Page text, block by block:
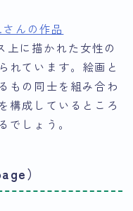
んの作品
上に描かれた女性の
れています。絵画と
もの同士を組み合わ
構成しているところ
でしょう。
）